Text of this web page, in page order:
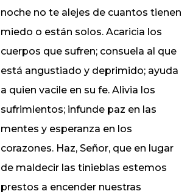
noche no te alejes de cuantos tienen
miedo o están solos. Acaricia los
cuerpos que sufren; consuela al que
está angustiado y deprimido; ayuda
a quien vacile en su fe. Alivia los
sufrimientos; infunde paz en las
mentes y esperanza en los
corazones. Haz, Señor, que en lugar
de maldecir las tinieblas estemos
prestos a encender nuestras